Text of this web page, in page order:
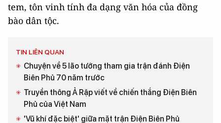
tem, tôn vinh tính đa dạng văn hóa của đồng
bào dân tộc.
TIN LIÊN QUAN
Chuyện về 5 lão tướng tham gia trận đánh Điện
Biên Phủ 70 năm trước
Truyền thông Ả Rập viết về chiến thắng Điện Biên
Phủ của Việt Nam
'Vũ khí đặc biệt' giữa mặt trận Điện Biên Phủ